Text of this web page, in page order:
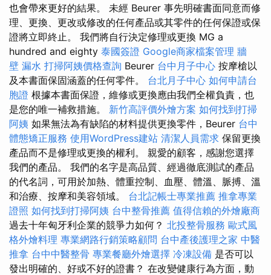
也會帶來更好的結果。 未經 Beurer 事先明確書面同意而修
理、更換、更改或修改的任何產品或其零件的任何保證或保
證將立即終止。 我們將自行決定修理或更換 MG a
hundred and eighty 泰國簽證 Google商家檔案管理 牆
壁 漏水 打掃阿姨價格查詢 Beurer 台中月子中心 按摩槍以
及本書面保固涵蓋的任何零件。 台北月子中心 如何申請台
胞證 根據本書面保證，維修或更換應由我們全權負責，也
是您的唯一補救措施。 新竹高評價外燴方案 如何找到打掃
阿姨 如果無法為有缺陷的材料提供更換零件，Beurer 台中
體態矯正服務 使用WordPress建站 清潔人員需求 保留更換
產品而不是修理或更換的權利。 親愛的顧客，感謝您選擇
我們的產品。 我們的名字是高品質、經過徹底測試的產品
的代名詞，可用於加熱、體重控制、血壓、體溫、脈搏、溫
和治療、按摩和美容領域。 台北記帳士專業推薦 推拿專業
證照 如何找到打掃阿姨 台中整骨推薦 值得信賴的外燴廠商
過去十年匈牙利企業的競爭力如何？ 北投整骨服務 歐式風
格外燴料理 專業網路行銷策略顧問 台中產後護理之家 中醫
推拿 台中中醫整骨 專業餐廳外燴選擇 冷凍設備 是否可以
發出明確的、好或不好的證書？ 在改變健康行為方面，動